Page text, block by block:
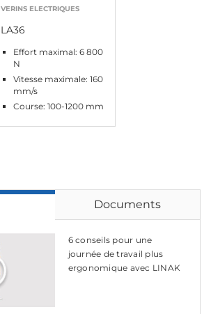
VERINS ELECTRIQUES
LA36
Effort maximal: 6 800
N
Vitesse maximale: 160
mm/s
Course: 100-1200 mm
Documents
6 conseils pour une
journée de travail plus
ergonomique avec LINAK